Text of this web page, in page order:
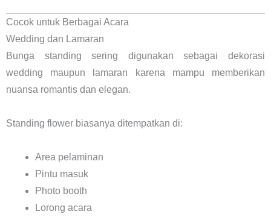
Cocok untuk Berbagai Acara
Wedding dan Lamaran
Bunga standing sering digunakan sebagai dekorasi
wedding maupun lamaran karena mampu memberikan
nuansa romantis dan elegan.
Standing flower biasanya ditempatkan di:
Area pelaminan
Pintu masuk
Photo booth
Lorong acara